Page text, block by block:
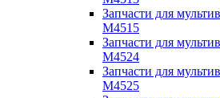
Запчасти для
M4515
Запчасти для
M4524
Запчасти для
M4525